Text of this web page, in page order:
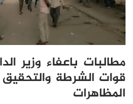
مطالبات باعفاء وزير
قوات الشرطة
المظاهرات